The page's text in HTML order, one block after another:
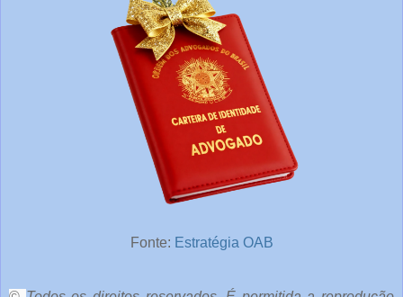
Fonte: Estratégia OAB